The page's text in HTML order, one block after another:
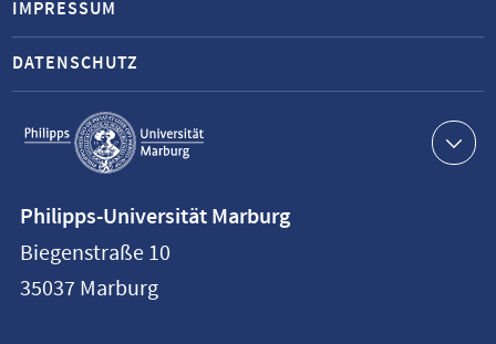
Service-
Navigation
IMPRESSUM
DATENSCHUTZ
Philipps-
Universität
Marburg
Philipps-Universität Marburg
Biegenstraße 10
35037 Marburg